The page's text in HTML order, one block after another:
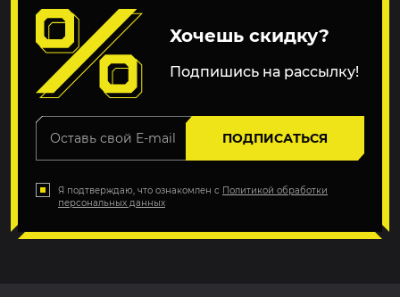
Хочешь скидку?
Подпишись на рассылку!
ПОДПИСАТЬСЯ
Я подтверждаю, что ознакомлен с Политикой обработки
персональных данных